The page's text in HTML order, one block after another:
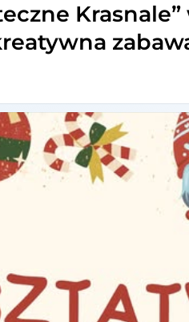
Krasnale”